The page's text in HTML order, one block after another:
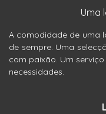
Uma
A comodidade de uma
de sempre. Uma
com paixão. Um
necessidades.